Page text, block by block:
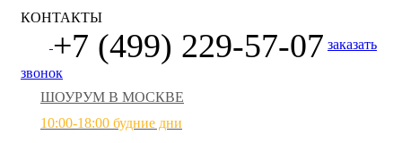
КОНТАКТЫ
+7 (499) 229-57-07 заказать
звонок
ШОУРУМ В МОСКВЕ
10:00-18:00 будние дни